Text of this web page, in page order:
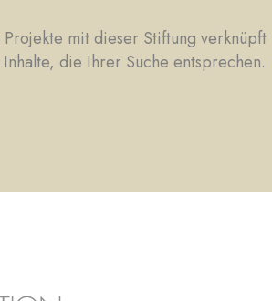
mit dieser Stiftung verknüpft
die Ihrer Suche entsprechen.